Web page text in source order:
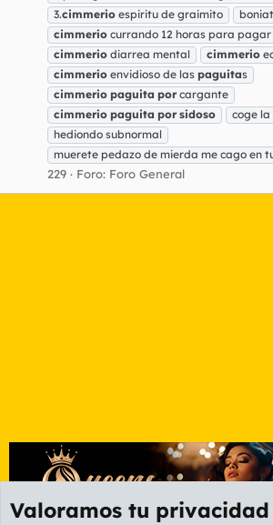
3.cimmerio espiritu de graimito
cimmerio currando 12 horas para
cimmerio diarrea mental cimmerio
cimmerio envidioso de las paguitas
cimmerio paguita por cargante
cimmerio paguita por sidoso
coge la
hediondo subnormal
muerete pedazo de mierda me cago en
229
Foro: Foro General
Valoramos tu privacidad